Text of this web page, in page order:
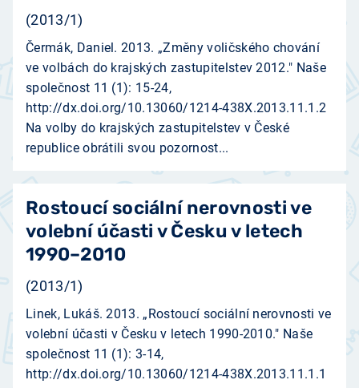
(2013/1)
Čermák, Daniel. 2013. „Změny voličského chování
ve volbách do krajských zastupitelstev 2012." Naše
společnost 11 (1): 15-24,
http://dx.doi.org/10.13060/1214-438X.2013.11.1.2
Na volby do krajských zastupitelstev v České
republice obrátili svou pozornost...
Rostoucí sociální nerovnosti ve
volební účasti v Česku v letech
1990–2010
(2013/1)
Linek, Lukáš. 2013. „Rostoucí sociální nerovnosti ve
volební účasti v Česku v letech 1990-2010." Naše
společnost 11 (1): 3-14,
http://dx.doi.org/10.13060/1214-438X.2013.11.1.1